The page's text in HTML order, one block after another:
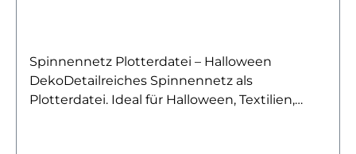
Spinnennetz Plotterdatei – Halloween
DekoDetailreiches Spinnennetz als
Plotterdatei. Ideal für Halloween, Textilien,